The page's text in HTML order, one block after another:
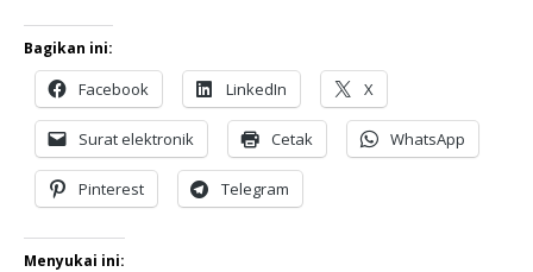
Bagikan ini:
Facebook LinkedIn X
Surat elektronik Cetak WhatsApp
Pinterest Telegram
Menyukai ini: